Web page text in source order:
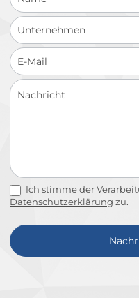
Ich stimme der
Datenschutzerklärung zu.